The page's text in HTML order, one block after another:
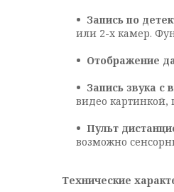
Запись по
или 2-х камер.
Отображение
Запись звука с
видео картинкой,
Пульт
возможно
Технические